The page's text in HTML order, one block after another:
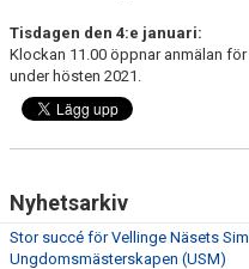
Tisdagen den 4:e januari:
Klockan 11.00 öppnar anmälan
under hösten 2021.
Nyhetsarkiv
Stor succé för Vellinge Näsets
Ungdomsmästerskapen (USM)